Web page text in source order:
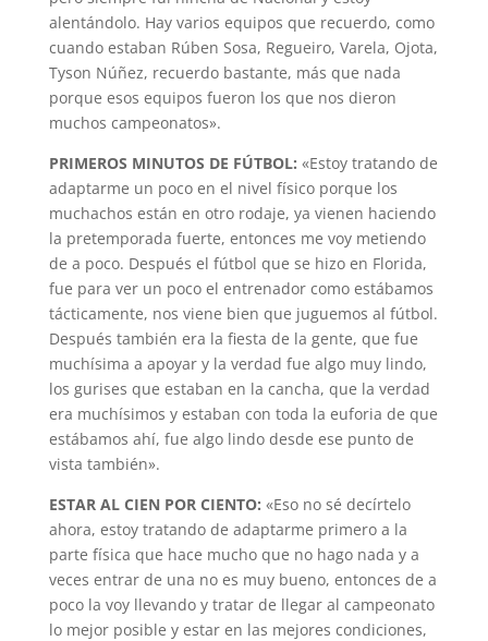
alentándolo. Hay varios equipos que recuerdo, como
cuando estaban Rúben Sosa, Regueiro, Varela, Ojota,
Tyson Núñez, recuerdo bastante, más que nada
porque esos equipos fueron los que nos dieron
muchos campeonatos».
PRIMEROS MINUTOS DE FÚTBOL: «Estoy tratando de
adaptarme un poco en el nivel físico porque los
muchachos están en otro rodaje, ya vienen haciendo
la pretemporada fuerte, entonces me voy metiendo
de a poco. Después el fútbol que se hizo en Florida,
fue para ver un poco el entrenador como estábamos
tácticamente, nos viene bien que juguemos al fútbol.
Después también era la fiesta de la gente, que fue
muchísima a apoyar y la verdad fue algo muy lindo,
los gurises que estaban en la cancha, que la verdad
era muchísimos y estaban con toda la euforia de que
estábamos ahí, fue algo lindo desde ese punto de
vista también».
ESTAR AL CIEN POR CIENTO: «Eso no sé decírtelo
ahora, estoy tratando de adaptarme primero a la
parte física que hace mucho que no hago nada y a
veces entrar de una no es muy bueno, entonces de a
poco la voy llevando y tratar de llegar al campeonato
lo mejor posible y estar en las mejores condiciones,